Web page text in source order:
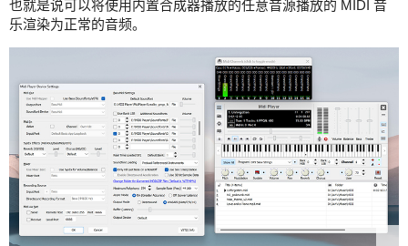
也就是说可以将使用内置合成器播放的任意音源播放的 MIDI 音
乐渲染为正常的音频。